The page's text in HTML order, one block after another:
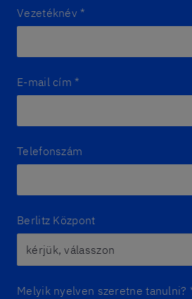
Vezetéknév *
E-mail cím *
Telefonszám
Berlitz Központ
Melyik nyelven szeretne tanulni?